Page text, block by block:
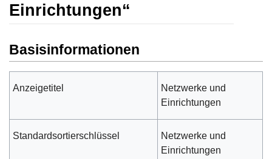
Einrichtungen“
Basisinformationen
Anzeigetitel
Netzwerke und
Einrichtungen
Standardsortierschlüssel
Netzwerke und
Einrichtungen